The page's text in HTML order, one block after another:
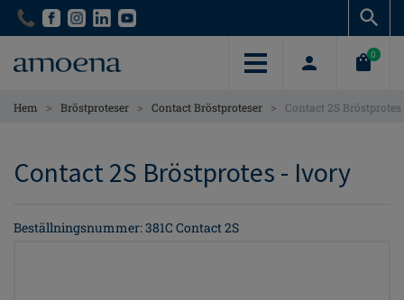
Skip
content
Skip
content
0
Hem > Bröstproteser > Contact Bröstproteser > Contact 2S Bröstprotes
Contact 2S Bröstprotes - Ivory
Beställningsnummer: 381C Contact 2S